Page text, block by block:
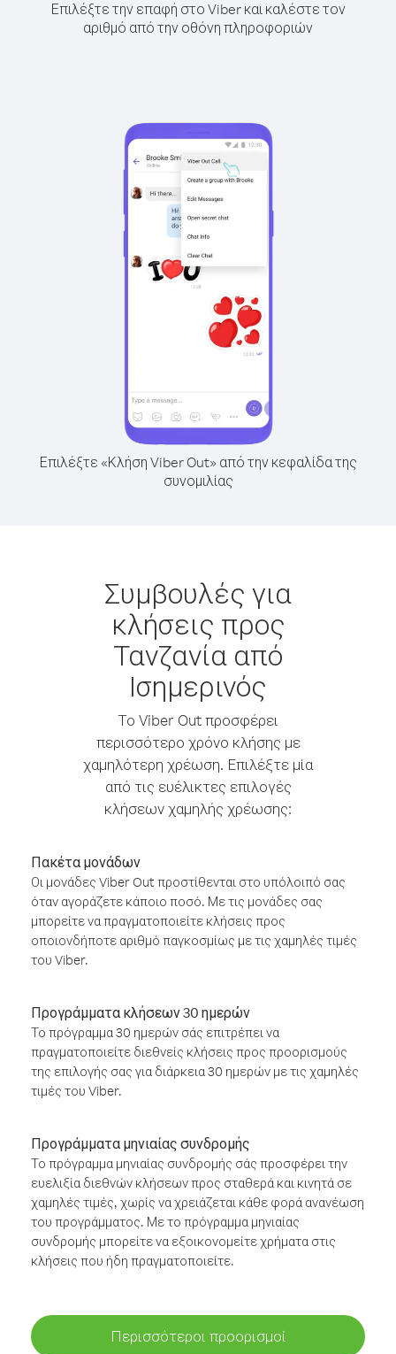
Επιλέξτε την επαφή στο Viber και καλέστε τον
αριθμό από την οθόνη πληροφοριών
Επιλέξτε «Κλήση Viber Out» από την κεφαλίδα της
συνομιλίας
Συμβουλές για
κλήσεις προς
Τανζανία από
Ισημερινός
Το Viber Out προσφέρει
περισσότερο χρόνο κλήσης με
χαμηλότερη χρέωση. Επιλέξτε μία
από τις ευέλικτες επιλογές
κλήσεων χαμηλής χρέωσης:
Πακέτα μονάδων
Οι μονάδες Viber Out προστίθενται στο υπόλοιπό σας
όταν αγοράζετε κάποιο ποσό. Με τις μονάδες σας
μπορείτε να πραγματοποιείτε κλήσεις προς
οποιονδήποτε αριθμό παγκοσμίως με τις χαμηλές τιμές
του Viber.
Προγράμματα κλήσεων 30 ημερών
Το πρόγραμμα 30 ημερών σάς επιτρέπει να
πραγματοποιείτε διεθνείς κλήσεις προς προορισμούς
της επιλογής σας για διάρκεια 30 ημερών με τις χαμηλές
τιμές του Viber.
Προγράμματα μηνιαίας συνδρομής
Το πρόγραμμα μηνιαίας συνδρομής σάς προσφέρει την
ευελιξία διεθνών κλήσεων προς σταθερά και κινητά σε
χαμηλές τιμές, χωρίς να χρειάζεται κάθε φορά ανανέωση
του προγράμματος. Με το πρόγραμμα μηνιαίας
συνδρομής μπορείτε να εξοικονομείτε χρήματα στις
κλήσεις που ήδη πραγματοποιείτε.
Περισσότεροι προορισμοί